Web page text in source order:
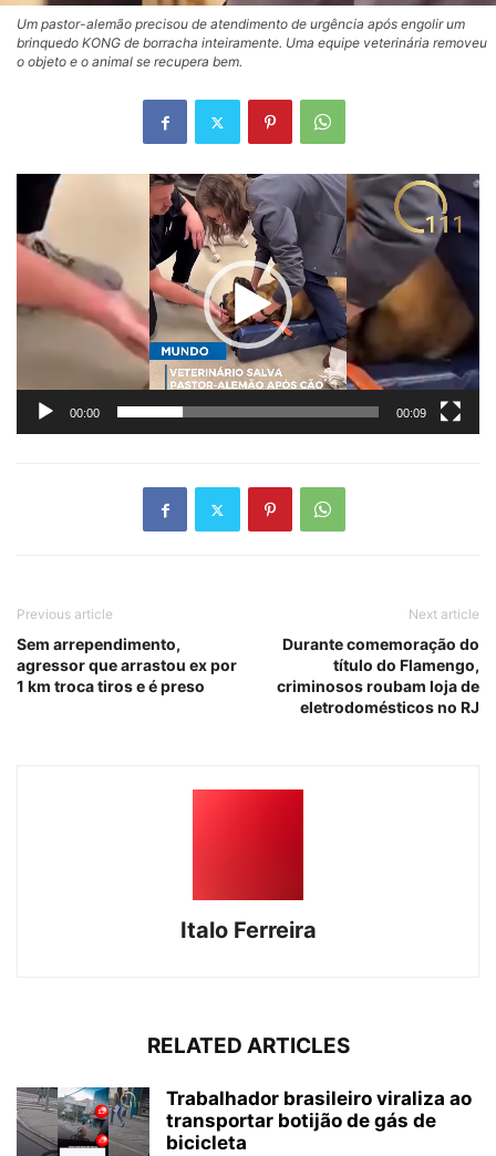
Um pastor-alemão precisou de atendimento de urgência após engolir um
brinquedo KONG de borracha inteiramente. Uma equipe veterinária removeu
o objeto e o animal se recupera bem.
Tocador
vídeo
00:00 00:09
Previous article
Sem arrependimento,
agressor que arrastou ex por
1 km troca tiros e é preso
Next article
Durante comemoração do
título do Flamengo,
criminosos roubam loja de
eletrodomésticos no RJ
Italo Ferreira
RELATED ARTICLES
Trabalhador brasileiro viraliza ao
transportar botijão de gás de
bicicleta